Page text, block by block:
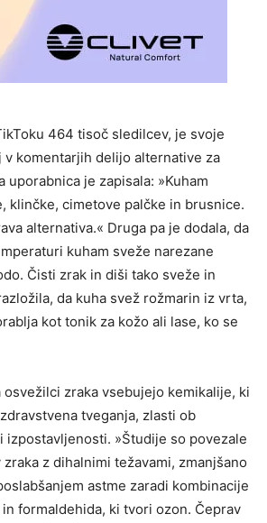
464 tisoč sledilcev, je svoje
v komentarjih delijo alternative za
uporabnica je zapisala: »Kuham
klinčke, cimetove palčke in brusnice.
alternativa.« Druga pa je dodala, da
kuham sveže narezane
Čisti zrak in diši tako sveže in
da kuha svež rožmarin iz vrta,
kot tonik za kožo ali lase, ko se
zraka vsebujejo kemikalije, ki
tveganja, zlasti ob
izpostavljenosti. »Študije so povezale
z dihalnimi težavami, zmanjšano
astme zaradi kombinacije
formaldehida, ki tvori ozon. Čeprav